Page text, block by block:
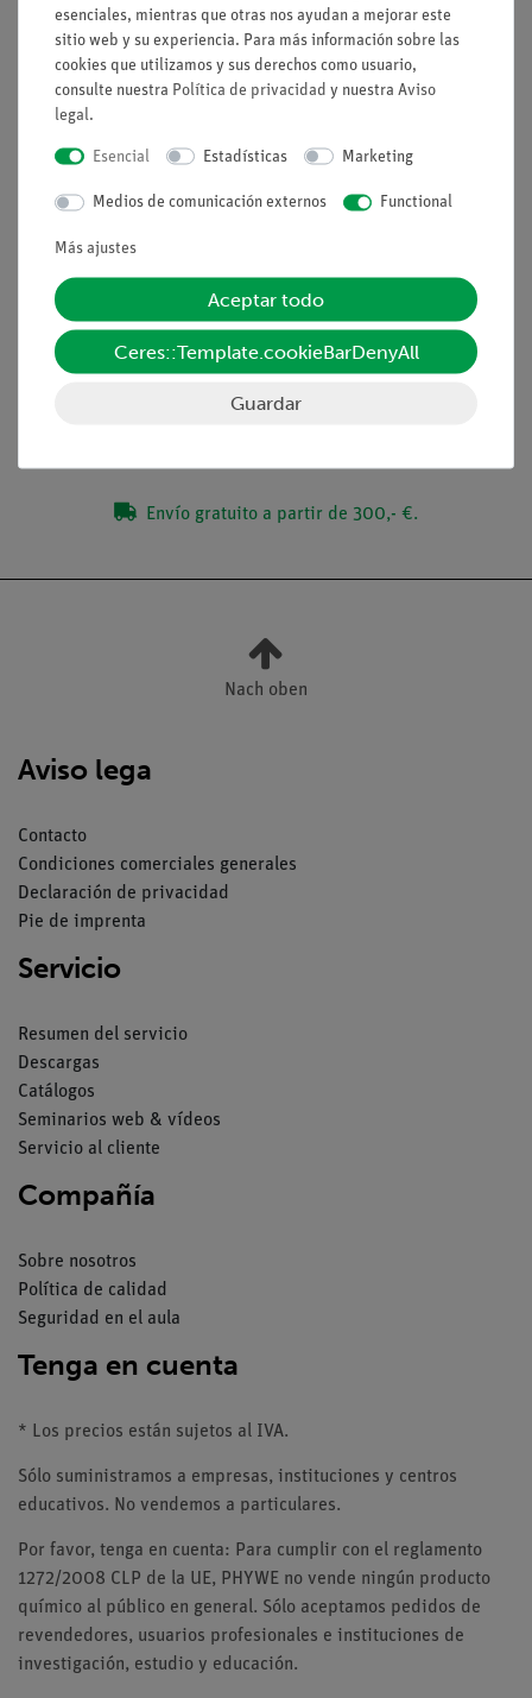
Observación de:
corriente de colector
tensión colector-emisor
corriente de base
Ventajas
Configuración fácil de usar en una placa enchufable.
Volumen de suministro
Envío gratuito a partir de 300,- €.
Nach oben
Aviso lega
Contacto
Condiciones comerciales generales
Declaración de privacidad
Pie de imprenta
Servicio
Resumen del servicio
Descargas
Catálogos
Seminarios web & vídeos
Servicio al cliente
Compañía
Sobre nosotros
Política de calidad
Seguridad en el aula
Tenga en cuenta
* Los precios están sujetos al IVA.
Sólo suministramos a empresas, instituciones y centros
educativos. No vendemos a particulares.
Por favor, tenga en cuenta: Para cumplir con el reglamento
1272/2008 CLP de la UE, PHYWE no vende ningún producto
químico al público en general. Sólo aceptamos pedidos de
revendedores, usuarios profesionales e instituciones de
investigación, estudio y educación.
esenciales, mientras que otras nos ayudan a mejorar este
sitio web y su experiencia. Para más información sobre las
cookies que utilizamos y sus derechos como usuario,
consulte nuestra Política de privacidad y nuestra Aviso
legal.
Esencial Estadísticas Marketing
Medios de comunicación externos Functional
Más ajustes
Aceptar todo
Ceres::Template.cookieBarDenyAll
Guardar